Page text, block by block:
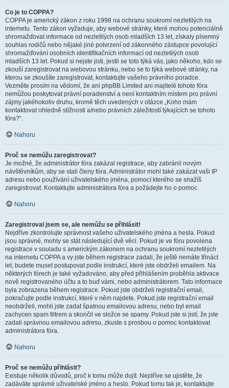
Co je to COPPA?
COPPA je americký zákon z roku 1998 na ochranu soukromí nezletilých na
internetu. Tento zákon vyžaduje, aby webové stránky, které mohou potenciálně
shromažďovat informace od nezletilých osob mladších 13 let, získaly písemný
souhlas rodičů nebo nějaké jiné potvrzení od zákonného zástupce povolující
shromažďování osobních identifikačních informací od nezletilých osob
mladších 13 let. Pokud si nejste jisti, jestli se toto týká vás, jako někoho, kdo se
zkouší zaregistrovat na webovou stránku, nebo se to týká webové stránky, na
kterou se zkoušíte zaregistrovat, kontaktujte vašeho právního poradce.
Vezměte prosím na vědomí, že ani phpBB Limited ani majitelé tohoto fóra
nemůžou poskytovat právní poradenství a není kontaktním místem pro právní
zájmy jakéhokoliv druhu, kromě těch uvedených v otázce „Koho mám
kontaktovat ohledně stížnosti a/nebo právních záležitostí týkajících se tohoto
fóra?“.
Nahoru
Proč se nemůžu zaregistrovat?
Je možné, že administrátor fóra zakázal registrace, aby zabránil novým
návštěvníkům, aby se stali členy fóra. Administrátor mohl také zakázat vaši IP
adresu nebo používání uživatelského jména, pomocí kterého se snažíš
zaregistrovat. Kontaktujte administrátora fóra a požádejte ho o pomoc.
Nahoru
Zaregistroval jsem se, ale nemůžu se přihlásit!
Nejdříve zkontrolujte správnost vašeho uživatelského jména a hesla. Pokud
jsou správné, mohly se stát následující dvě věci. Pokud je ve fóru povolena
registrace v souladu s americkým zákonem na ochranu soukromí nezletilých
na internetu COPPA a vy jste během registrace zadali, že ještě nemáte třináct
let, budete muset postupovat podle instrukcí, které jste obdrželi emailem. Na
některých fórech je také vyžadováno, aby před přihlášením proběhla aktivace
nově registrovaného účtu a to buď vámi, nebo administrátorem. Tato informace
byla zobrazena během registrace. Pokud jste obdrželi registrační email,
pokračujte podle instrukcí, které v něm najdete. Pokud jste registrační email
neobdrželi, mohli jste zadat špatnou emailovou adresu, nebo byl email
zachycen spam filtrem a skončil ve složce se spamy. Pokud jste si jistí, že jste
zadali správnou emailovou adresu, zkuste s prosbou o pomoc kontaktovat
administrátora fóra.
Nahoru
Proč se nemůžu přihlásit?
Existuje několik důvodů, proč k tomu může dojít. Nejdříve se ujistěte, že
zadáváte správné uživatelské jméno a heslo. Pokud tomu tak je, kontaktujte